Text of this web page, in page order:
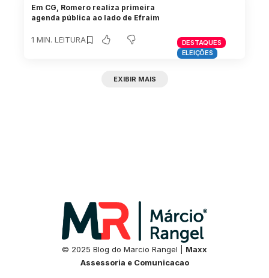
DESTAQUES
ELEIÇÕES
Em CG, Romero realiza primeira
agenda pública ao lado de Efraim
1 MIN. LEITURA
EXIBIR MAIS
© 2025 Blog do Marcio Rangel | Maxx
Assessoria e Comunicacao